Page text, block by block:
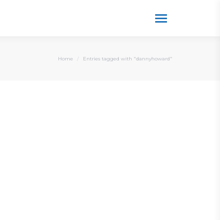
You are here:
Home Entries tagged with "dannyhoward"